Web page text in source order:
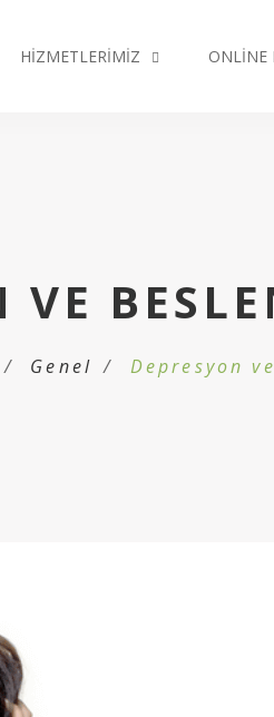
HIZMETLERIMIZ ONLINE
VE
Genel Depresyon